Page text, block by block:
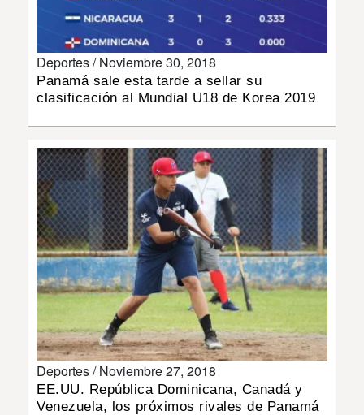
DEPORTES
INSÓLITAS
MULTIMEDIA
IMPRESO
Deportes /Noviembre 30, 2018
Panamá sale esta tarde a sellar su
clasificación al Mundial U18 de Korea 2019
Deportes /Noviembre 27, 2018
EE.UU. República Dominicana, Canadá y
Venezuela, los próximos rivales de Panamá